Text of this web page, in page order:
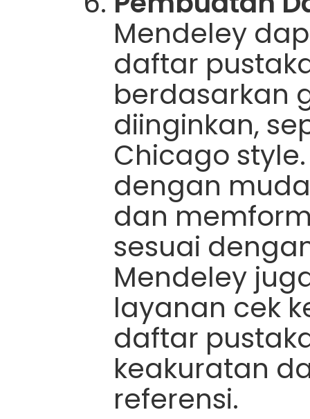
Mendeley
daftar
berdasarkan
diinginkan,
Chicago
dengan
dan
sesuai
Mendeley
layanan cek
daftar
keakuratan
referensi.